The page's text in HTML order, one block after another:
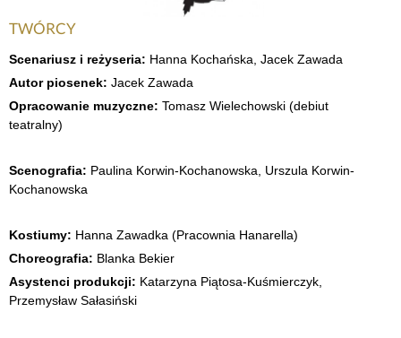
TWÓRCY
Scenariusz i reżyseria: Hanna Kochańska, Jacek Zawada
Autor piosenek: Jacek Zawada
Opracowanie muzyczne: Tomasz Wielechowski (debiut
teatralny)
Scenografia: Paulina Korwin-Kochanowska, Urszula Korwin-
Kochanowska
Kostiumy: Hanna Zawadka (Pracownia Hanarella)
Choreografia: Blanka Bekier
Asystenci produkcji: Katarzyna Piątosa-Kuśmierczyk,
Przemysław Sałasiński